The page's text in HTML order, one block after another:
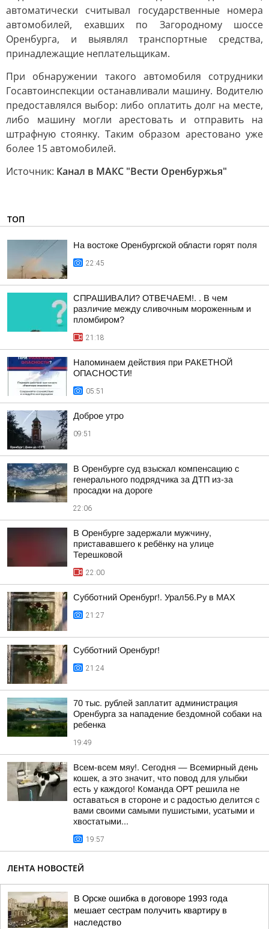
автоматически считывал государственные номера
автомобилей, ехавших по Загородному шоссе
Оренбурга, и выявлял транспортные средства,
принадлежащие неплательщикам.
При обнаружении такого автомобиля сотрудники
Госавтоинспекции останавливали машину. Водителю
предоставлялся выбор: либо оплатить долг на месте,
либо машину могли арестовать и отправить на
штрафную стоянку. Таким образом арестовано уже
более 15 автомобилей.
Источник: Канал в МАКС "Вести Оренбуржья"
ТОП
На востоке Оренбургской области горят поля
22:45
СПРАШИВАЛИ? ОТВЕЧАЕМ!. . В чем
различие между сливочным мороженным и
пломбиром?
21:18
Напоминаем действия при РАКЕТНОЙ
ОПАСНОСТИ!
05:51
Доброе утро
09:51
В Оренбурге суд взыскал компенсацию с
генерального подрядчика за ДТП из-за
просадки на дороге
22:06
В Оренбурге задержали мужчину,
пристававшего к ребёнку на улице
Терешковой
22:00
Субботний Оренбург!. Урал56.Ру в МАХ
21:27
Субботний Оренбург!
21:24
70 тыс. рублей заплатит администрация
Оренбурга за нападение бездомной собаки на
ребенка
19:49
Всем-всем мяу!. Сегодня — Всемирный день
кошек, а это значит, что повод для улыбки
есть у каждого! Команда ОРТ решила не
оставаться в стороне и с радостью делится с
вами своими самыми пушистыми, усатыми и
хвостатыми...
19:57
ЛЕНТА НОВОСТЕЙ
В Орске ошибка в договоре 1993 года
мешает сестрам получить квартиру в
наследство